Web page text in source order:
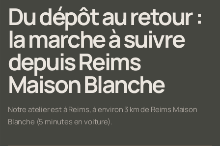
Du dépôt au retour :
la marche à suivre
depuis Reims
Maison Blanche
Notre atelier est à Reims, à environ 3 km de Reims Maison
Blanche (5 minutes en voiture).